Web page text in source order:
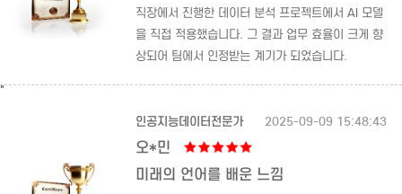
직장에서 진행한 데이터 분석 프로젝트에서 AI 모델
을 직접 적용했습니다. 그 결과 업무 효율이 크게 향
상되어 팀에서 인정받는 계기가 되었습니다.
"
인공지능데이터전문가 2025-09-09 15:48:43
오*민
미래의 언어를 배운 느낌